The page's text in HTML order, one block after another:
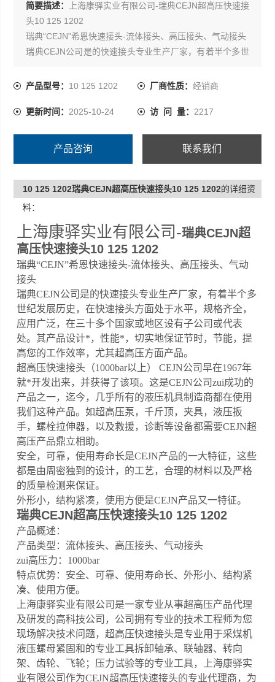
简要描述：
上海康驿实业有限公司-瑞典CEJN超高压快速接
头10 125 1202
瑞典“CEJN"希恩快速接头-流体接头、高压接头、气动接头
瑞典CEJN公司是的快速接头专业生产厂家，有着半个多世
广泛，在三十多个国家或地区设有子公司或代表处。其产
率，尤其超高压方面产品
产品型号： 10 125 1202 厂商性质： 经销商
更新时间： 2025-10-24 访 问 量： 2217
产品咨询 联系我们
10 125 1202瑞典CEJN超高压快速接头10 125 1202的详细资
料：
上海康驿实业有限公司-瑞典CEJN超
高压快速接头10 125 1202
瑞典“CEJN”希恩快速接头-流体接头、高压接头、气动
接头
瑞典CEJN公司是的快速接头专业生产厂家，有着半个多
世纪发展历史，在快速接头方面处于水平，规格齐全，
应用广泛，在三十多个国家或地区设有子公司或代表
处。其产品设计*，性能*，切实地保证节时，节能，提
高您的工作效率，尤其超高压方面产品。
超高压快速接头（1000bar以上） CEJN公司早在1967年
就*开发出来，并获得了该项。这是CEJN公司zui成功的
产品之一，迄今，几乎所有的液压机具制造商都在使用
我们这种产品。如超高压泵，千斤顶，夹具，液压扳
手，螺栓拉伸器，以及救援，诊断等设备都需要CEJN超
高压产品鼎立相助。
安全，可靠，使用寿命长是CEJN产品的一大特征，这些
都是由周密独到的设计，的工艺，合理的材料以及严格
的质量检测来保证。
外形小，结构紧凑，使用方便是CEJN产品又一特征。
瑞典CEJN超高压快速接头10 125 1202
产品概述：
产品类型：流体接头、高压接头、气动接头
zui高压力：1000bar
特点优势：安全、可靠、使用寿命长、外形小、结构紧
凑、使用方便。
上海康驿实业有限公司是一家专业从事超高压产品代理
及研发的高科技公司，公司拥有专业的技术工程师为您
现场解决技术问题，超高压快速接头是专业用于采煤机
液压螺母紧固和的专业工具拆卸轴承、联轴器、转向
架、齿轮、飞轮；压力试验等的专业工具，上海康驿实
业有限公司作为CEJN超高压快速接头的专业代理商，为